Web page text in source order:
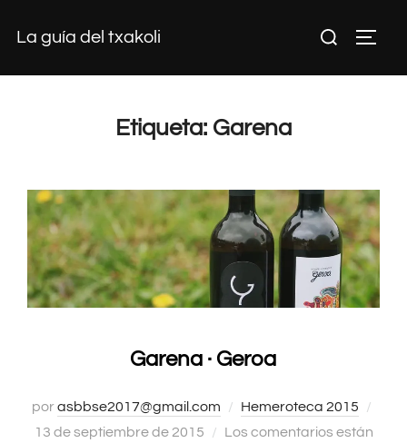
La guía del txakoli Buscar:
Etiqueta: Garena
Garena · Geroa
porasbbse2017@gmail.com Hemeroteca 2015
13 de septiembre de 2015
Los comentarios están